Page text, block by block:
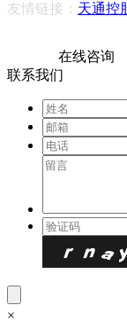
友情链接： 天通控
在线咨询
联系我们
×